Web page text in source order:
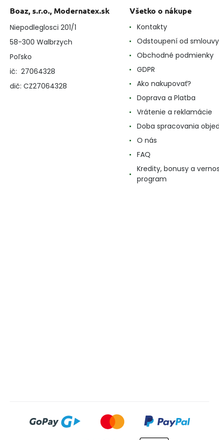
Boaz, s.r.o., Modernatex.sk
Niepodleglosci 201/1
58-300 Walbrzych
Poľsko
ič: 27064328
dič: CZ27064328
Všetko o nákupe
Kontakty
Odstoupení od smlouvy
Obchodné podmienky
GDPR
Ako nakupovať?
Doprava a Platba
Vrátenie a reklamácie
Doba spracovania
O nás
FAQ
Kredity, bonusy a
program